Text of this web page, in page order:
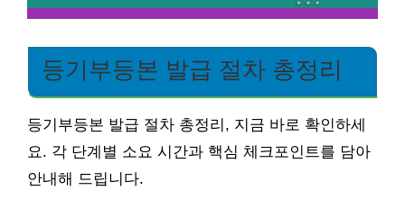
등기부등본 발급 절차 총정리
등기부등본 발급 절차 총정리, 지금 바로 확인하세
요. 각 단계별 소요 시간과 핵심 체크포인트를 담아
안내해 드립니다.